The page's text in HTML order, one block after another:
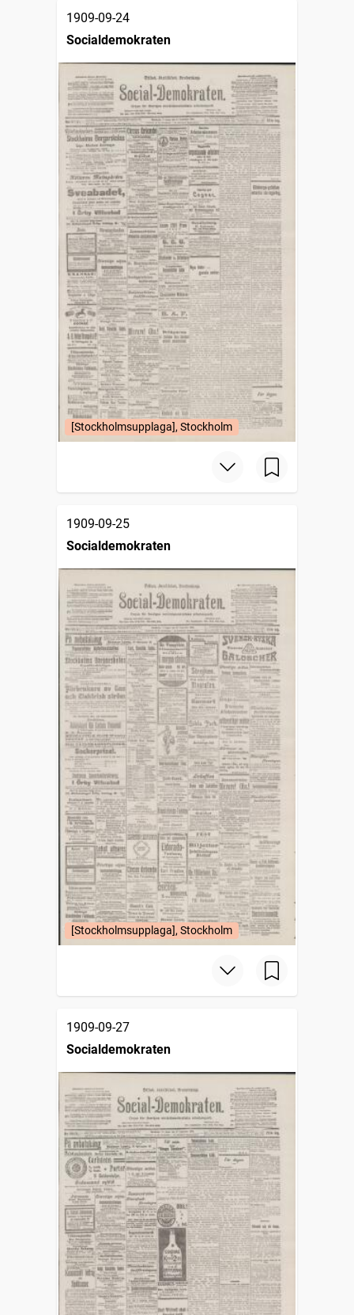
1909-09-24
Socialdemokraten
[Stockholmsupplaga], Stockholm
1909-09-25
Socialdemokraten
[Stockholmsupplaga], Stockholm
1909-09-27
Socialdemokraten